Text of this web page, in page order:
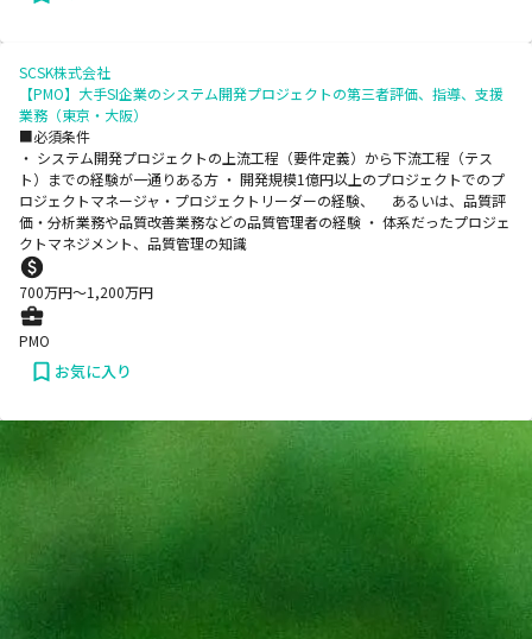
SCSK株式会社
【PMO】大手SI企業のシステム開発プロジェクトの第三者評価、指導、支援
業務（東京・大阪）
■必須条件
・ システム開発プロジェクトの上流工程（要件定義）から下流工程（テス
ト）までの経験が一通りある方 ・ 開発規模1億円以上のプロジェクトでのプ
ロジェクトマネージャ・プロジェクトリーダーの経験、 あるいは、品質評
価・分析業務や品質改善業務などの品質管理者の経験 ・ 体系だったプロジェ
クトマネジメント、品質管理の知識
700万円〜1,200万円
PMO
お気に入り